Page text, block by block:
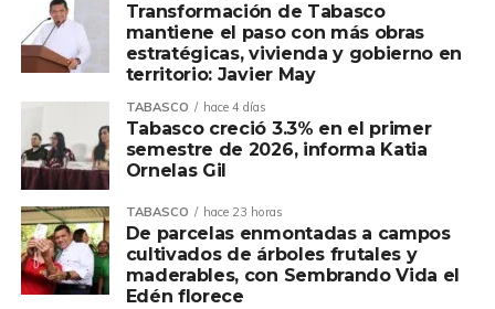
Transformación de Tabasco
mantiene el paso con más obras
estratégicas, vivienda y gobierno en
territorio: Javier May
TABASCO hace 4 días
Tabasco creció 3.3% en el primer
semestre de 2026, informa Katia
Ornelas Gil
TABASCO hace 23 horas
De parcelas enmontadas a campos
cultivados de árboles frutales y
maderables, con Sembrando Vida el
Edén florece